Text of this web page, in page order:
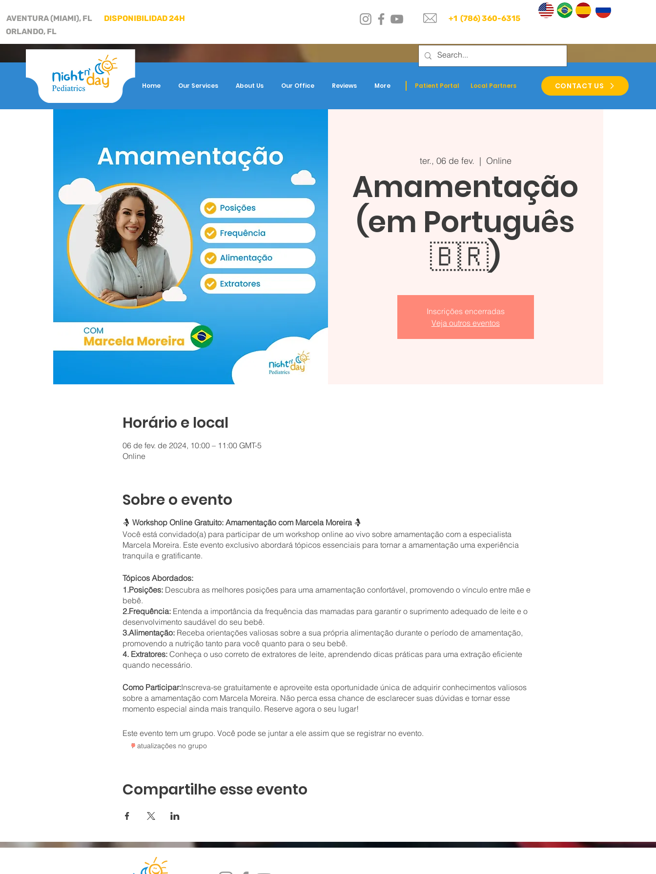
AVENTURA (MIAMI), FL
DISPONIBILIDAD 24H
ORLANDO, FL
+1 (786) 360-6315
Home Our Services About Us Our Office Reviews More Patient Portal Local Partners CONTACT US
ter., 06 de fev.
  |
Online
Amamentação
(em Português
🇧🇷)
Inscrições encerradas
Veja outros eventos
Horário e local
06 de fev. de 2024, 10:00 – 11:00 GMT-5
Online
Sobre o evento
🤱 Workshop Online Gratuito: Amamentação com Marcela Moreira🤱
Você está convidado(a) para participar de um workshop online ao vivo sobre amamentação com a especialista
Marcela Moreira. Este evento exclusivo abordará tópicos essenciais para tornar a amamentação uma experiência
tranquila e gratificante.
Tópicos Abordados:
1.Posições:Descubra as melhores posições para uma amamentação confortável, promovendo o vínculo entre mãe e
bebê.
2.Frequência:Entenda a importância da frequência das mamadas para garantir o suprimento adequado de leite e o
desenvolvimento saudável do seu bebê.
3.Alimentação:Receba orientações valiosas sobre a sua própria alimentação durante o período de amamentação,
promovendo a nutrição tanto para você quanto para o seu bebê.
4. Extratores:Conheça o uso correto de extratores de leite, aprendendo dicas práticas para uma extração eficiente
quando necessário.
Como Participar:Inscreva-se gratuitamente e aproveite esta oportunidade única de adquirir conhecimentos valiosos
sobre a amamentação com Marcela Moreira. Não perca essa chance de esclarecer suas dúvidas e tornar esse
momento especial ainda mais tranquilo. Reserve agora o seu lugar!
Este evento tem um grupo. Você pode se juntar a ele assim que se registrar no evento.
7 atualizações no grupo
Compartilhe esse evento